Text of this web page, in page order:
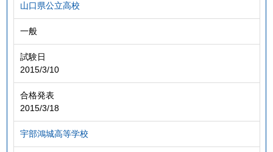
山口県公立高校
一般
試験日
2015/3/10
合格発表
2015/3/18
宇部鴻城高等学校